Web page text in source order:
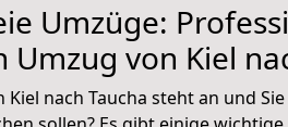
Umzüge:
von Kiel
nach Taucha steht an und